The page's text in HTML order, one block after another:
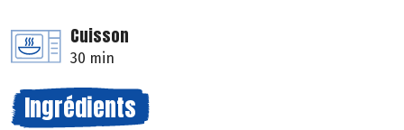
Cuisson
30 min
Ingrédients